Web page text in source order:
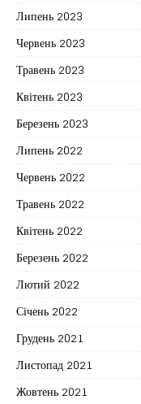
Липень 2023
Червень 2023
Травень 2023
Квітень 2023
Березень 2023
Липень 2022
Червень 2022
Травень 2022
Квітень 2022
Березень 2022
Лютий 2022
Січень 2022
Грудень 2021
Листопад 2021
Жовтень 2021